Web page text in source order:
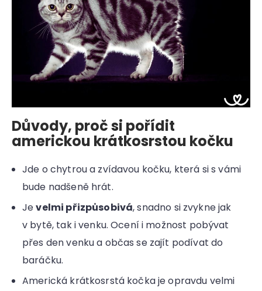
Důvody, proč si pořídit
americkou krátkosrstou kočku
Jde o chytrou a zvídavou kočku, která si s vámi
bude nadšeně hrát.
Jevelmi přizpůsobivá, snadno si zvykne jak
v bytě, tak i venku. Ocení i možnost pobývat
přes den venku a občas se zajít podívat do
baráčku.
Americká krátkosrstá kočka je opravdu velmi